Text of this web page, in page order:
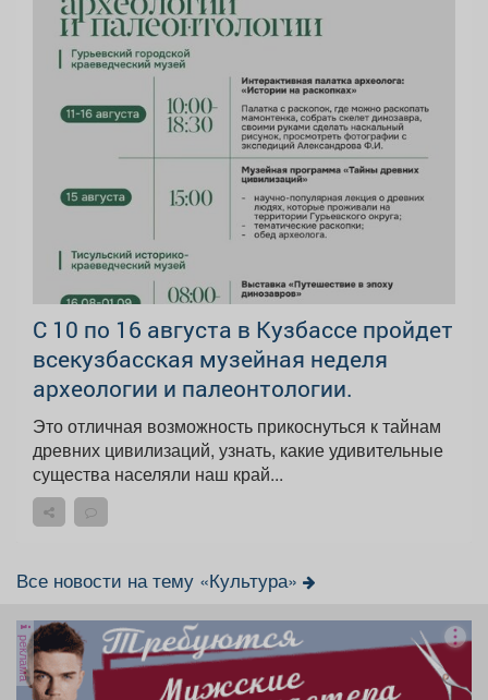
С 10 по 16 августа в Кузбассе пройдет
всекузбасская музейная неделя
археологии и палеонтологии.
Это отличная возможность прикоснуться к тайнам
древних цивилизаций, узнать, какие удивительные
существа населяли наш край...
Все новости на тему «Культура»
реклама